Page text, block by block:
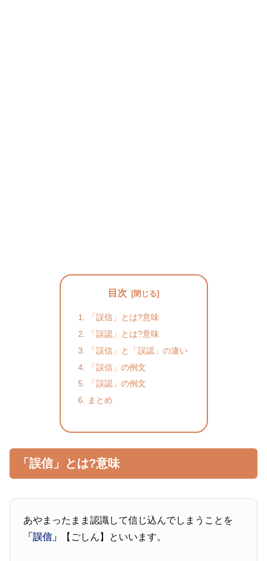
目次
「誤信」とは?意味
「誤認」とは?意味
「誤信」と「誤認」の違い
「誤信」の例文
「誤認」の例文
まとめ
「誤信」とは?意味
あやまったまま認識して信じ込んでしまうことを
「誤信」
【ごしん】といいます。